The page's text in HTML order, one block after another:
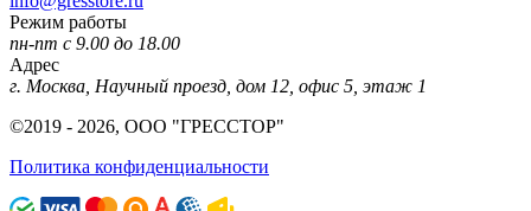
Режим работы
пн-пт с 9.00 до 18.00
Адрес
г. Москва, Научный проезд, дом 12, офис 5, этаж 1
©2019 - 2026, ООО "ГРЕССТОР"
Политика конфиденциальности